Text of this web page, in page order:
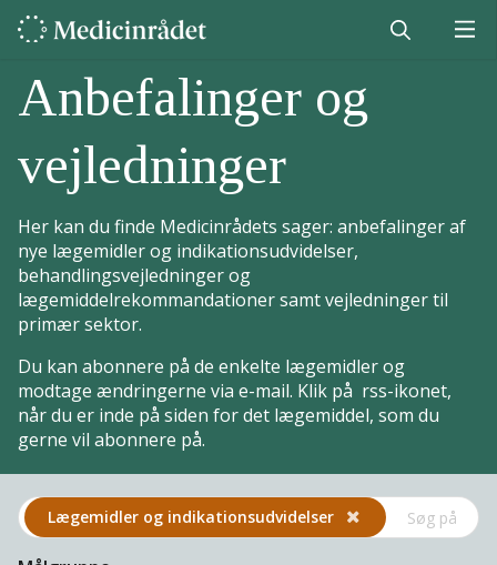
Anbefalinger og
vejledninger
Her kan du finde Medicinrådets sager: anbefalinger af
nye lægemidler og indikationsudvidelser,
behandlingsvejledninger og
lægemiddelrekommandationer samt vejledninger til
primær sektor.
Du kan abonnere på de enkelte lægemidler og
modtage ændringerne via e-mail. Klik på rss-ikonet,
når du er inde på siden for det lægemiddel, som du
gerne vil abonnere på.
Lægemidler og indikations­udvidelser